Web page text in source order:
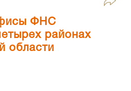
ФНС
районах
области